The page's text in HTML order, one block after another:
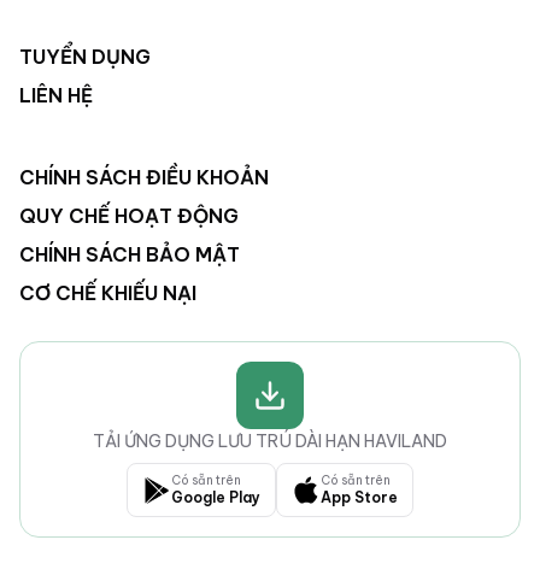
TUYỂN DỤNG
LIÊN HỆ
CHÍNH SÁCH ĐIỀU KHOẢN
QUY CHẾ HOẠT ĐỘNG
CHÍNH SÁCH BẢO MẬT
CƠ CHẾ KHIẾU NẠI
TẢI ỨNG DỤNG LƯU TRÚ DÀI HẠN HAVILAND
Có sẵn trên
Google Play
Có sẵn trên
App Store